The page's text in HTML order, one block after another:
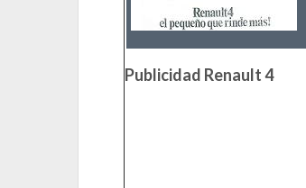
Publicidad Renault 4